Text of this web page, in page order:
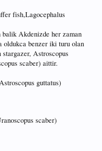
fish,Lagocephalus
Akdenizde her zaman
benzer iki turu olan
Astroscopus
scaber) aittir.
guttatus)
scaber)